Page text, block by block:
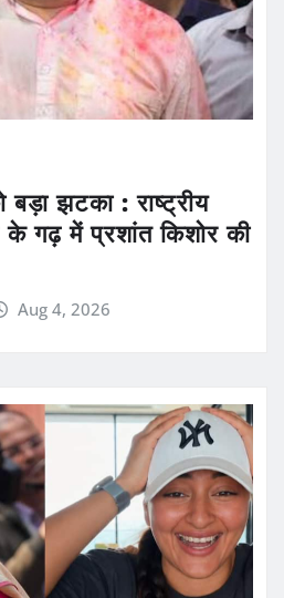
बड़ा झटका : राष्ट्रीय
के गढ़ में प्रशांत किशोर की
Aug 4, 2026